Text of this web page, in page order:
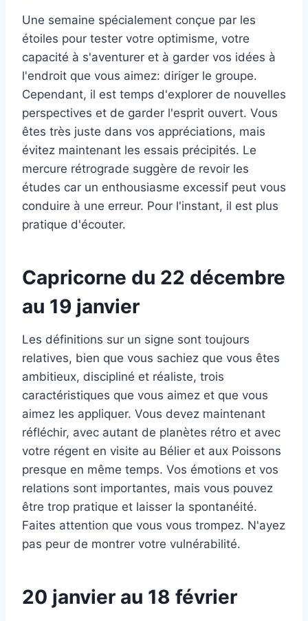
Une semaine spécialement conçue par les
étoiles pour tester votre optimisme, votre
capacité à s'aventurer et à garder vos idées à
l'endroit que vous aimez: diriger le groupe.
Cependant, il est temps d'explorer de nouvelles
perspectives et de garder l'esprit ouvert. Vous
êtes très juste dans vos appréciations, mais
évitez maintenant les essais précipités. Le
mercure rétrograde suggère de revoir les
études car un enthousiasme excessif peut vous
conduire à une erreur. Pour l'instant, il est plus
pratique d'écouter.
Capricorne du 22 décembre
au 19 janvier
Les définitions sur un signe sont toujours
relatives, bien que vous sachiez que vous êtes
ambitieux, discipliné et réaliste, trois
caractéristiques que vous aimez et que vous
aimez les appliquer. Vous devez maintenant
réfléchir, avec autant de planètes rétro et avec
votre régent en visite au Bélier et aux Poissons
presque en même temps. Vos émotions et vos
relations sont importantes, mais vous pouvez
être trop pratique et laisser la spontanéité.
Faites attention que vous vous trompez. N'ayez
pas peur de montrer votre vulnérabilité.
20 janvier au 18 février